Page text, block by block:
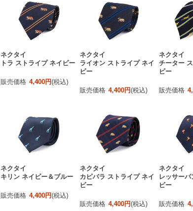
ネクタイ
トラ ストライプ ネイビー
販売価格 4,400円(税込)
ネクタイ
ライオン ストライプ ネイ
ビー
販売価格 4,400円(税込)
ネクタイ
チーター
ビー
販売価格
ネクタイ
キリン ネイビー＆ブルー
販売価格 4,400円(税込)
ネクタイ
カピバラ ストライプ ネイ
ビー
販売価格 4,400円(税込)
ネクタイ
レッサー
ビー
販売価格